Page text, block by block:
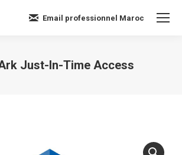
Email professionnel Maroc
Just-In-Time Access